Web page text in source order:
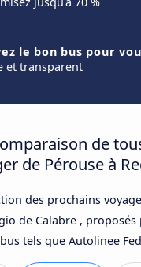
le bon bus pour
et transparent
de
de Pérouse à
des prochains
de Calabre ,
tels que Autolinee